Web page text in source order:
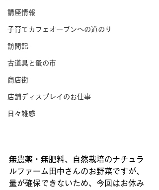
講座情報
子育てカフェオープンへの道のり
訪問記
古道具と蚤の市
商店街
店舗ディスプレイのお仕事
日々雑感
無農薬・無肥料、自然栽培のナチュラ
ルファーム田中さんのお野菜ですが、
量が確保できないため、今回はお休み